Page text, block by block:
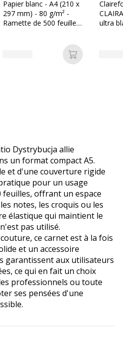
au panier
Papier blanc - A4 (210 x
297 mm) - 80 g/m² -
Ramette de 500 feuilles
Ajouter au
ultra
Dystrybucja allie
un format compact A5.
et d'une couverture rigide
pour un usage
offrant un espace
notes, les croquis ou les
élastique qui maintient le
pas utilisé.
ce carnet est à la fois
et un accessoire
garantissent aux utilisateurs
ce qui en fait un choix
professionnels ou toute
ses pensées d'une